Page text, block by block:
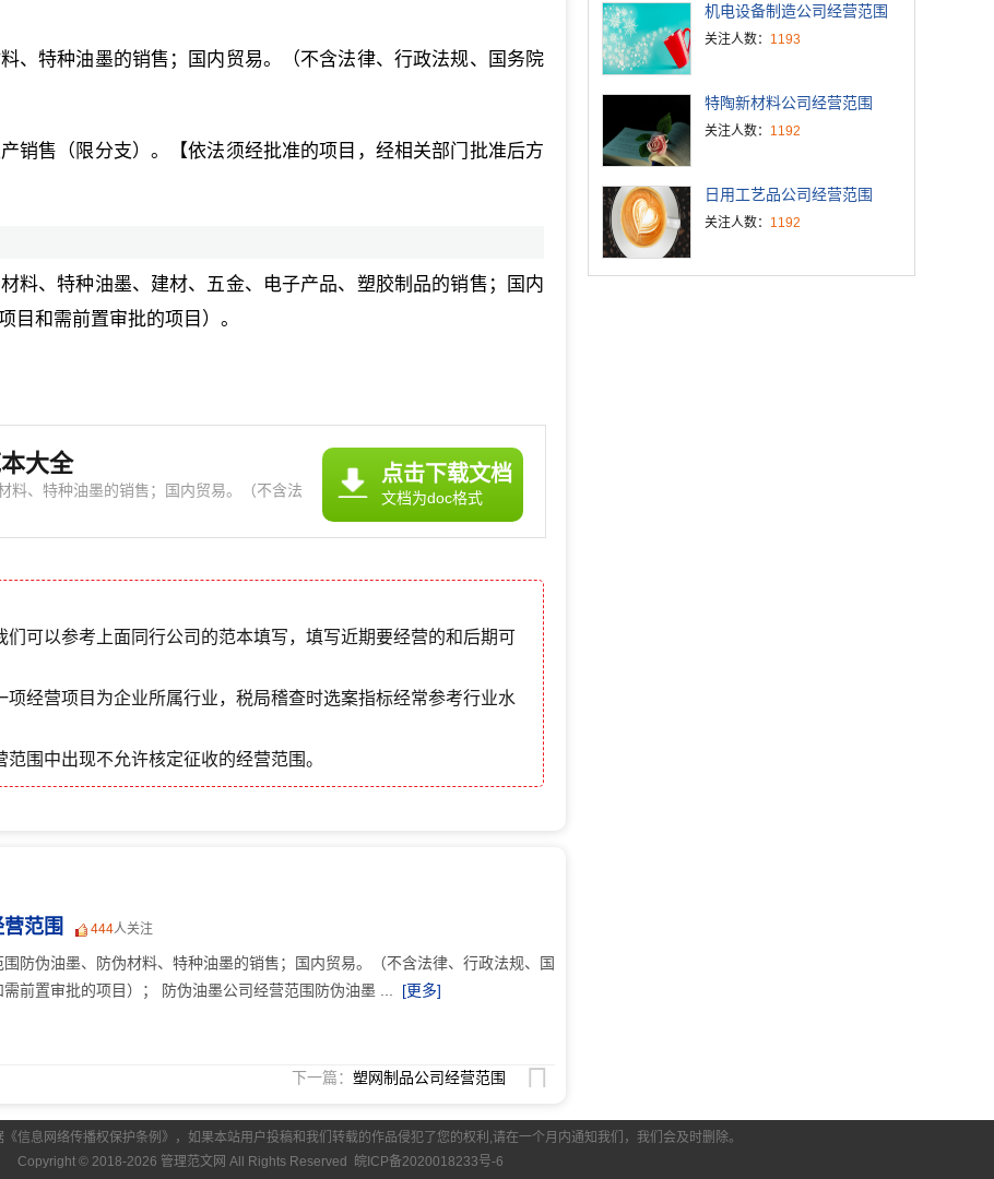
、特种油墨的销售；国内贸易。（不含法律、行政法规、国务院
销售（限分支）。【依法须经批准的项目，经相关部门批准后方
料、特种油墨、建材、五金、电子产品、塑胶制品的销售；国内
目和需前置审批的项目）。
大全
料、特种油墨的销售；国内贸易。（不含法
目）； 防伪油墨公司经营范
【依法须经批准的项目，经相关部门批准后
点击下载文档
文档为doc格式
可以参考上面同行公司的范本填写，填写近期要经营的和后期可
经营项目为企业所属行业，税局稽查时选案指标经常参考行业水
围中出现不允许核定征收的经营范围。
范围 444人关注
防伪油墨、防伪材料、特种油墨的销售；国内贸易。（不含法律、行政法规、国
前置审批的项目）； 防伪油墨公司经营范围防伪油墨 ...
[更多]
下一篇： 塑网制品公司经营范围
机电设备制造公司经营范围
关注人数： 1193
特陶新材料公司经营范围
关注人数： 1192
日用工艺品公司经营范围
关注人数： 1192
信息网络传播权保护条例》，如果本站用户投稿和我们转载的作品侵犯了您的权利,请在一个月内通知我们，我们会及时删除。
Copyright © 2018-2026 管理范文网 All Rights Reserved 皖ICP备2020018233号-6